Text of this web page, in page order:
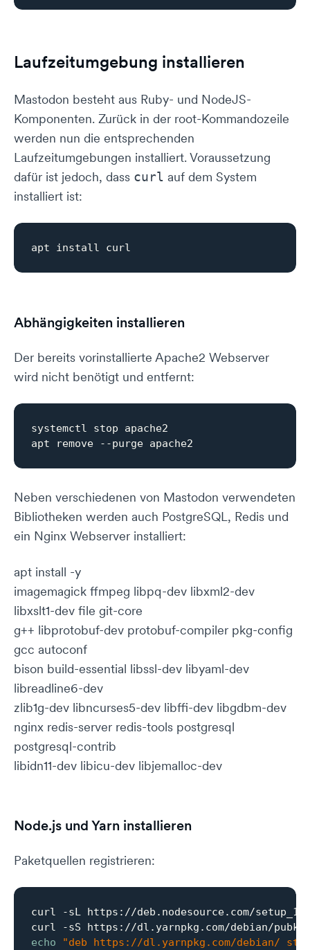
Laufzeitumgebung installieren
Mastodon besteht aus Ruby- und NodeJS-
Komponenten. Zurück in der root-Kommandozeile
werden nun die entsprechenden
Laufzeitumgebungen installiert. Voraussetzung
dafür ist jedoch, dass curl auf dem System
installiert ist:
Abhängigkeiten installieren
Der bereits vorinstallierte Apache2 Webserver
wird nicht benötigt und entfernt:
systemctl stop apache2
Neben verschiedenen von Mastodon verwendeten
Bibliotheken werden auch PostgreSQL, Redis und
ein Nginx Webserver installiert:
apt install -y
imagemagick ffmpeg libpq-dev libxml2-dev
libxslt1-dev file git-core
g++ libprotobuf-dev protobuf-compiler pkg-config
gcc autoconf
bison build-essential libssl-dev libyaml-dev
libreadline6-dev
zlib1g-dev libncurses5-dev libffi-dev libgdbm-dev
nginx redis-server redis-tools postgresql
postgresql-contrib
libidn11-dev libicu-dev libjemalloc-dev
Node.js und Yarn installieren
Paketquellen registrieren:
curl -sL https://deb.nodesource.com/
echo
"deb https://dl.yarnpkg.com/debian/